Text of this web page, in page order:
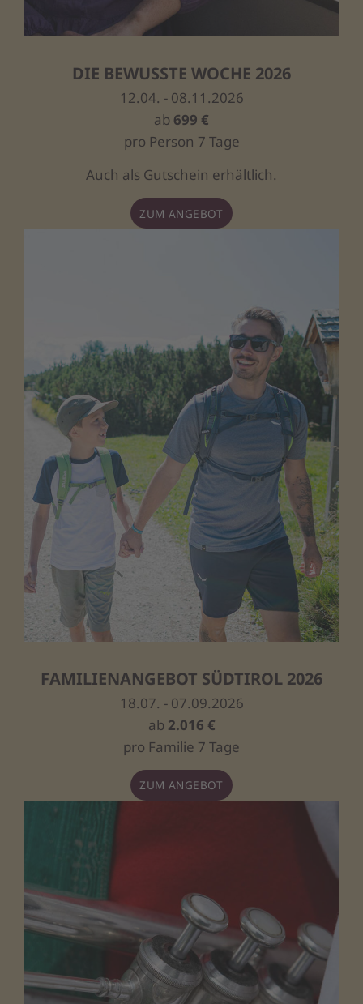
DIE BEWUSSTE WOCHE 2026
12.04. - 08.11.2026
ab 699 €
pro Person 7 Tage
Auch als Gutschein erhältlich.
ZUM ANGEBOT
FAMILIENANGEBOT SÜDTIROL 2026
18.07. - 07.09.2026
ab 2.016 €
pro Familie 7 Tage
ZUM ANGEBOT